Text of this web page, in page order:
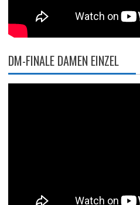
DM-FINALE DAMEN EINZEL